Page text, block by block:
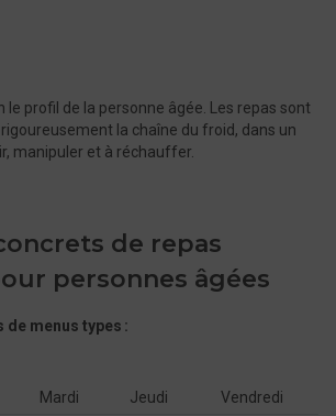
le profil de la personne âgée. Les repas sont
la chaîne du froid, dans un
manipuler et à réchauffer.
de repas
personnes âgées
de menus types :
Mardi Jeudi Vendredi